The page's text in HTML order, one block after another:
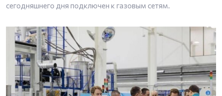
сегодняшнего дня подключен к газовым сетям.